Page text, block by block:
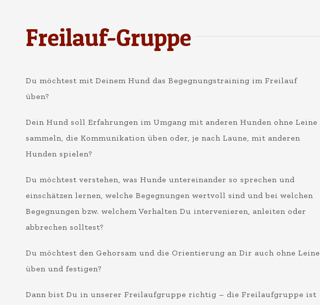
Freilauf-Gruppe
Du möchtest mit Deinem Hund das Begegnungstraining im Freilauf
üben?
Dein Hund soll Erfahrungen im Umgang mit anderen Hunden ohne Leine
sammeln, die Kommunikation üben oder, je nach Laune, mit anderen
Hunden spielen?
Du möchtest verstehen, was Hunde untereinander so sprechen und
einschätzen lernen, welche Begegnungen wertvoll sind und bei welchen
Begegnungen bzw. welchem Verhalten Du intervenieren, anleiten oder
abbrechen solltest?
Du möchtest den Gehorsam und die Orientierung an Dir auch ohne Leine
üben und festigen?
Dann bist Du in unserer Freilaufgruppe richtig – die Freilaufgruppe ist